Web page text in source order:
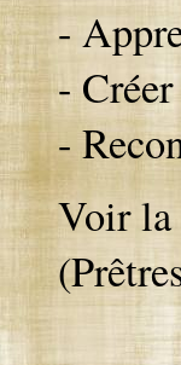
-
-
-
Voir la